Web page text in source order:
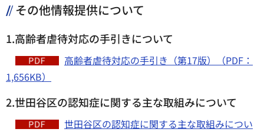
その他情報提供について
1.高齢者虐待対応の手引きについて
高齢者虐待対応の手引き（第17版）（PDF：
1,656KB）
2.世田谷区の認知症に関する主な取組みについて
世田谷区の認知症に関する主な取組みについ